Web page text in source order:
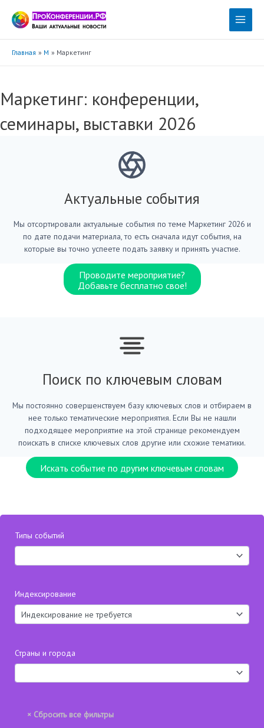
содержимому
Main
Главная М Маркетинг
Маркетинг: конференции,
семинары, выставки 2026
Актуальные события
Мы отсортировали актуальные события по теме Маркетинг 2026 и
по дате подачи материала, то есть сначала идут события, на
которые вы точно успеете подать заявку и принять участие.
Проводите мероприятие?
Добавьте бесплатно свое!
Поиск по ключевым словам
Мы постоянно совершенствуем базу ключевых слов и отбираем в
нее только тематические мероприятия. Если Вы не нашли
подходящее мероприятие на этой странице рекомендуем
поискать в списке ключевых слов другие или схожие тематики.
Искать событие по другим ключевым словам
Типы событий
Индексирование
Страны и города